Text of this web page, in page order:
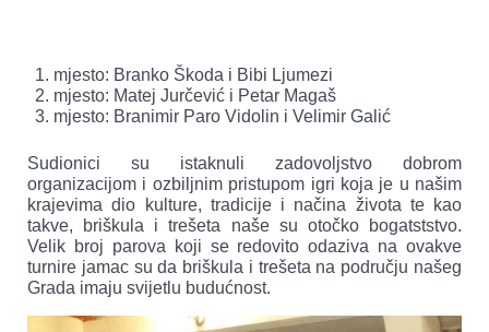
mjesto: Branko Škoda i Bibi Ljumezi
mjesto: Matej Jurčević i Petar Magaš
mjesto: Branimir Paro Vidolin i Velimir Galić
Sudionici su istaknuli zadovoljstvo dobrom
organizacijom i ozbiljnim pristupom igri koja je u našim
krajevima dio kulture, tradicije i načina života te kao
takve, briškula i trešeta naše su otočko bogatststvo.
Velik broj parova koji se redovito odaziva na ovakve
turnire jamac su da briškula i trešeta na području našeg
Grada imaju svijetlu budućnost.